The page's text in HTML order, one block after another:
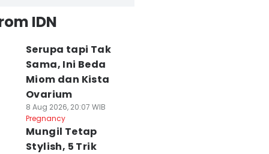
IDN
Serupa tapi Tak
Sama, Ini Beda
Miom dan Kista
Ovarium
8 Aug 2026, 20:07 WIB
Pregnancy
Mungil Tetap
Stylish, 5 Trik